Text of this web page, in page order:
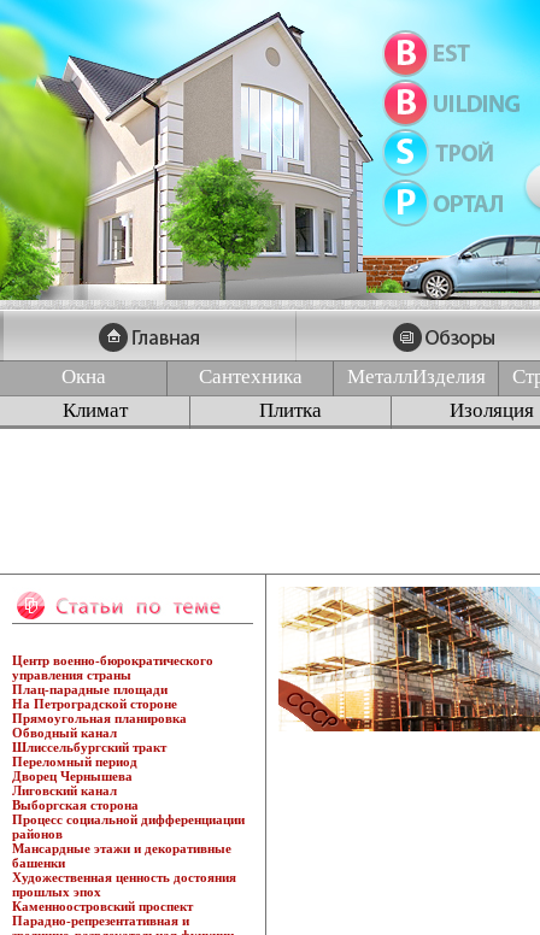
Окна Сантехника МеталлИзделия
Климат
Плитка Изоляция
Центр военно-бюрократического
управления страны
Плац-парадные площади
На Петроградской стороне
Прямоугольная планировка
Обводный канал
Шлиссельбургский тракт
Переломный период
Дворец Чернышева
Лиговский канал
Выборгская сторона
Процесс социальной дифференциации
районов
Мансардные этажи и декоративные
башенки
Художественная ценность достояния
прошлых эпох
Каменноостровский проспект
Парадно-репрезентативная и